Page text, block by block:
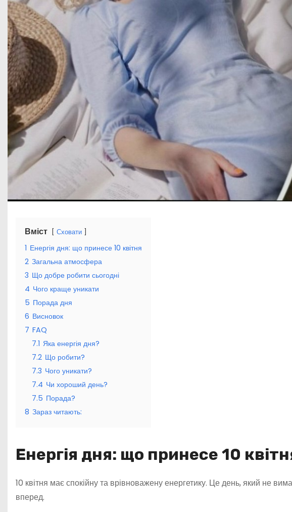
Вміст Сховати
1 Енергія дня: що принесе 10 квітня
2 Загальна атмосфера
3 Що добре робити сьогодні
4 Чого краще уникати
5 Порада дня
6 Висновок
7 FAQ
7.1 Яка енергія дня?
7.2 Що робити?
7.3 Чого уникати?
7.4 Чи хороший день?
7.5 Порада?
8 Зараз читають:
Енергія дня: що принесе 10
10 квітня має спокійну та врівноважену енергетику. Це день, який не
вперед.